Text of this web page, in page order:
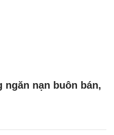
ngăn nạn buôn bán,